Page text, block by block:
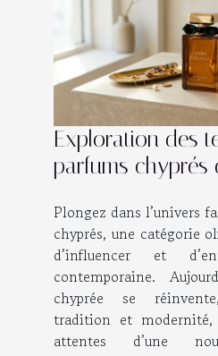
Exploration des
parfums chyprés
Plongez dans l’univers
chyprés, une catégorie
d’influencer et
contemporaine.
chyprée se
tradition et modernité,
attentes d’une